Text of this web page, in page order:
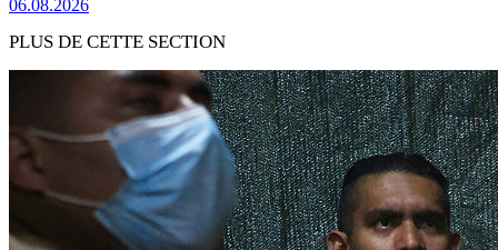
06.08.2026
PLUS DE CETTE SECTION